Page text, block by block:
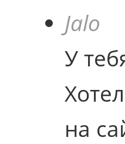
Jalo
У
на